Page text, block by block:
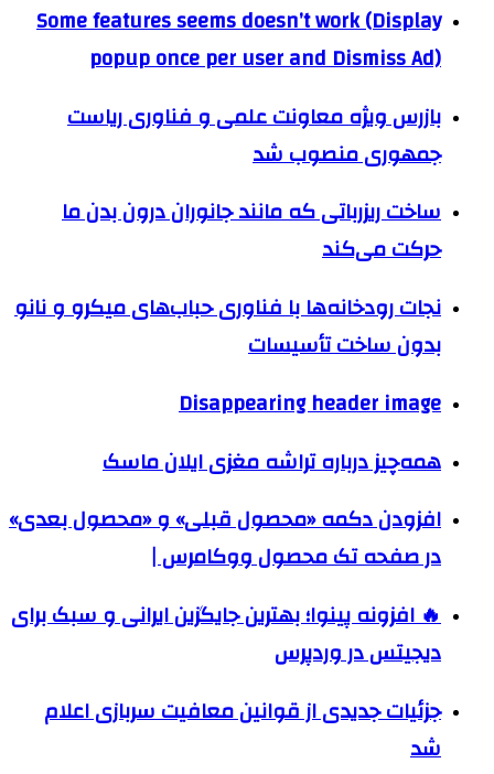
Some features seems doesn’t work (Display
popup once per user and Dismiss Ad)
بازرس ویژه معاونت علمی و فناوری ریاست
جمهوری منصوب شد
ساخت ریزرباتی که مانند جانوران درون بدن ما
حرکت می‌کند
نجات رودخانه‌ها با فناوری حباب‌های میکرو و نانو
بدون ساخت تأسیسات
Disappearing header image
همه‌چیز درباره تراشه مغزی ایلان ماسک
افزودن دکمه «محصول قبلی» و «محصول بعدی»
در صفحه تک محصول ووکامرس |
🔥 افزونه پینوا؛ بهترین جایگزین ایرانی و سبک برای
دیجیتس در وردپرس
جزئیات جدیدی از قوانین معافیت سربازی اعلام
شد